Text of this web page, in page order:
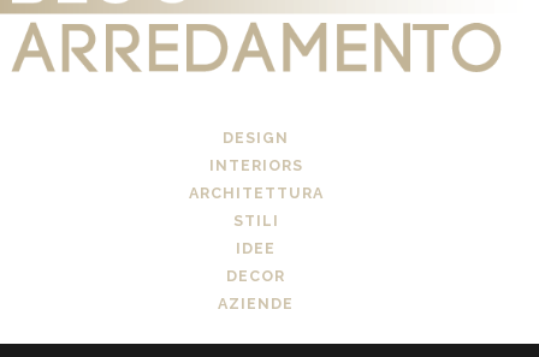
DESIGN
INTERIORS
ARCHITETTURA
STILI
IDEE
DECOR
AZIENDE